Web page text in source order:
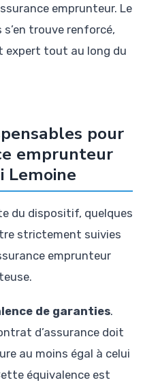
emprunteur. Le
trouve renforcé,
expert tout au long du
pour
emprunteur
Lemoine
du dispositif, quelques
strictement suivies
emprunteur
de garanties.
d’assurance doit
au moins égal à celui
équivalence est